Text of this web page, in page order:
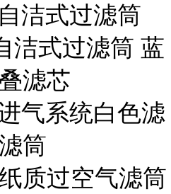
洁式过滤筒
洁式过滤筒 蓝
滤芯
气系统白色滤
筒
质过空气滤筒